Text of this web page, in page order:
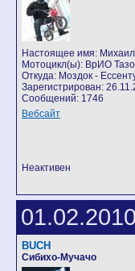
Настоящее имя: Михаил
Мотоцикл(ы): ВрИО
Откуда: Моздок -
Зарегистрирован:
Сообщений: 1746
Вебсайт
Неактивен
BUCH
Сибихо-Мучачо